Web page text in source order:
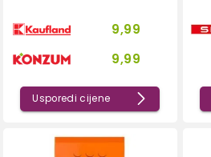
9,99
9,99
Usporedi cijene